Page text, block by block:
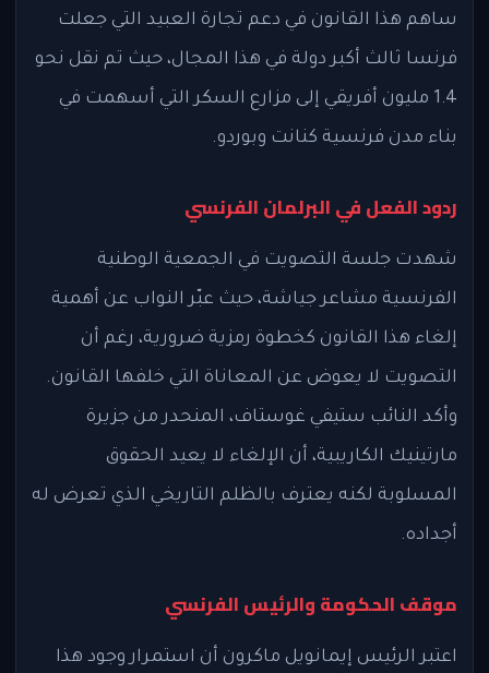
ساهم هذا القانون في دعم تجارة العبيد التي جعلت
فرنسا ثالث أكبر دولة في هذا المجال، حيث تم نقل نحو
1.4 مليون أفريقي إلى مزارع السكر التي أسهمت في
بناء مدن فرنسية كنانت وبوردو.
ردود الفعل في البرلمان الفرنسي
شهدت جلسة التصويت في الجمعية الوطنية
الفرنسية مشاعر جياشة، حيث عبّر النواب عن أهمية
إلغاء هذا القانون كخطوة رمزية ضرورية، رغم أن
التصويت لا يعوض عن المعاناة التي خلفها القانون.
وأكد النائب ستيفي غوستاف، المنحدر من جزيرة
مارتينيك الكاريبية، أن الإلغاء لا يعيد الحقوق
المسلوبة لكنه يعترف بالظلم التاريخي الذي تعرض له
أجداده.
موقف الحكومة والرئيس الفرنسي
اعتبر الرئيس إيمانويل ماكرون أن استمرار وجود هذا